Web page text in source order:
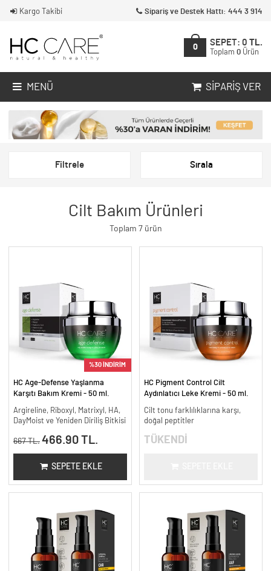
Kargo Takibi Sipariş ve Destek Hattı: 444 3 914
0
SEPET: 0 TL.
Toplam 0 Ürün
MENÜ SIPARIŞ VER
Filtrele Sırala
Cilt Bakım Ürünleri
Toplam 7 ürün
%30 İNDİRİM
HC Age-Defense Yaşlanma
Karşıtı Bakım Kremi - 50 ml.
Argireline, Riboxyl, Matrixyl, HA,
DayMoist ve Yeniden Diriliş Bitkisi
667 TL. 466.90 TL.
SEPETE EKLE
HC Pigment Control Cilt
Aydınlatıcı Leke Kremi - 50 ml.
Cilt tonu farklılıklarına karşı,
doğal peptitler
TÜKENDİ